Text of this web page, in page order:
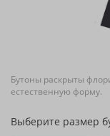
Бутоны раскрыты
естественную форму.
Выберите размер